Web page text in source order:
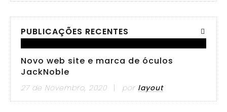
PUBLICAÇÕES RECENTES
Novo web site e marca de óculos
JackNoble
27 de Novembro, 2020 por layout